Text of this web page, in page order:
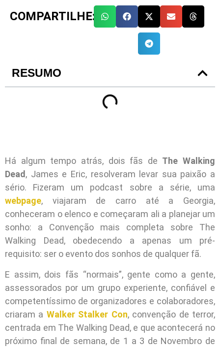
COMPARTILHE:
RESUMO
Há algum tempo atrás, dois fãs de The Walking
Dead, James e Eric, resolveram levar sua paixão a
sério. Fizeram um podcast sobre a série, uma
webpage, viajaram de carro até a Georgia,
conheceram o elenco e começaram ali a planejar um
sonho: a Convenção mais completa sobre The
Walking Dead, obedecendo a apenas um pré-
requisito: ser o evento dos sonhos de qualquer fã.
E assim, dois fãs “normais”, gente como a gente,
assessorados por um grupo experiente, confiável e
competentíssimo de organizadores e colaboradores,
criaram a Walker Stalker Con, convenção de terror,
centrada em The Walking Dead, e que acontecerá no
próximo final de semana, de 1 a 3 de Novembro de